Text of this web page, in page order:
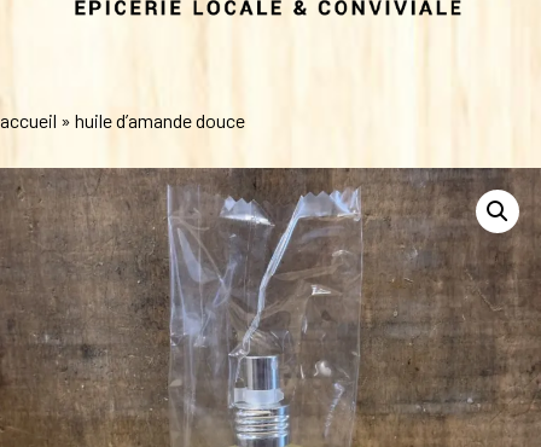
accueil » huile d’amande douce